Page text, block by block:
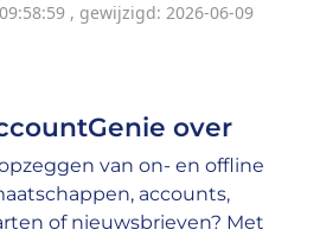
, gewijzigd: 2026-06-09
over
van on- en offline
accounts,
of nieuwsbrieven? Met